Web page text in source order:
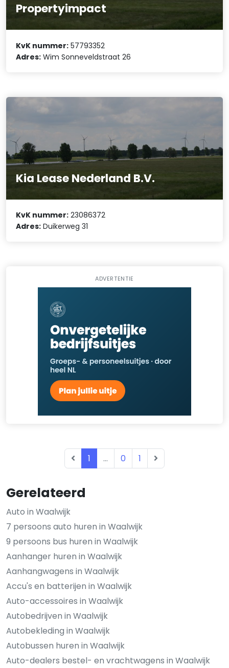
Gerelateerd
Auto in Waalwijk
7 persoons auto huren in Waalwijk
9 persoons bus huren in Waalwijk
Aanhanger huren in Waalwijk
Aanhangwagens in Waalwijk
Accu's en batterijen in Waalwijk
Auto-accessoires in Waalwijk
Autobedrijven in Waalwijk
Autobekleding in Waalwijk
Autobussen huren in Waalwijk
Auto-dealers bestel- en vrachtwagens in Waalwijk
Propertyimpact
KvK nummer: 57793352
Adres: Wim Sonneveldstraat 26
Kia Lease Nederland B.V.
KvK nummer: 23086372
Adres: Duikerweg 31
ADVERTENTIE
1 ... 0 1